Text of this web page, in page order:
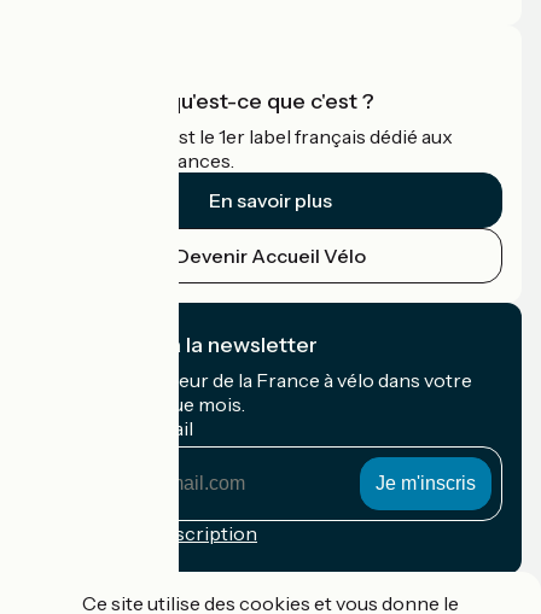
Accueil Vélo qu'est-ce que c'est ?
Accueil Vélo c'est le 1er label français dédié aux
cyclistes en vacances.
En savoir plus
Devenir Accueil Vélo
Je m'abonne à la newsletter
Recevez le meilleur de la France à vélo dans votre
boîte mail chaque mois.
Mon adresse mail
Conditions d'inscription
Ce site utilise des cookies et vous donne le